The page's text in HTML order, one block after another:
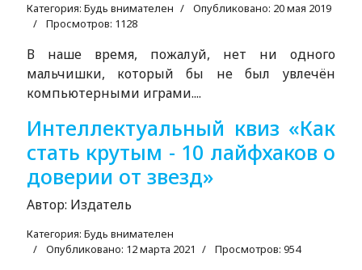
Категория: Будь внимателен
Опубликовано: 20 мая 2019
Просмотров: 1128
В наше время, пожалуй, нет ни одного
мальчишки, который бы не был увлечён
компьютерными играми....
Интеллектуальный квиз «Как
стать крутым - 10 лайфхаков о
доверии от звезд»
Автор: Издатель
Категория: Будь внимателен
Опубликовано: 12 марта 2021
Просмотров: 954